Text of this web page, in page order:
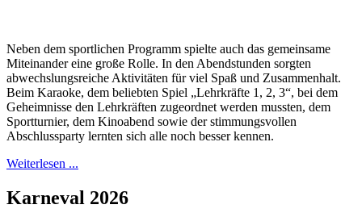
Neben dem sportlichen Programm spielte auch das gemeinsame
Miteinander eine große Rolle. In den Abendstunden sorgten
abwechslungsreiche Aktivitäten für viel Spaß und Zusammenhalt.
Beim Karaoke, dem beliebten Spiel „Lehrkräfte 1, 2, 3“, bei dem
Geheimnisse den Lehrkräften zugeordnet werden mussten, dem
Sportturnier, dem Kinoabend sowie der stimmungsvollen
Abschlussparty lernten sich alle noch besser kennen.
Weiterlesen ...
Karneval 2026